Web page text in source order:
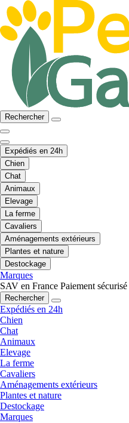
Rechercher
Expédiés en 24h
Chien
Chat
Animaux
Elevage
La ferme
Cavaliers
Aménagements extérieurs
Plantes et nature
Destockage
Marques
SAV en France Paiement sécurisé
Rechercher
Expédiés en 24h
Chien
Chat
Animaux
Elevage
La ferme
Cavaliers
Aménagements extérieurs
Plantes et nature
Destockage
Marques